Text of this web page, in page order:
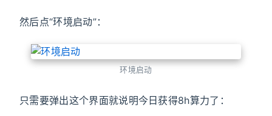
然后点“环境启动”：
环境启动
只需要弹出这个界面就说明今日获得8h算力了：